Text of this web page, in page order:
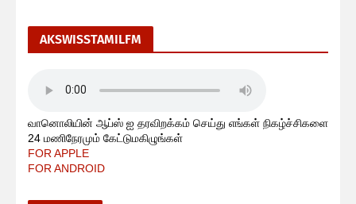
AKSWISSTAMILFM
வானொலியின் ஆப்ஸ் ஐ தரவிறக்கம் செய்து எங்கள் நிகழ்ச்சிகளை
24 மணிநேரமும் கேட்டுமகிழுங்கள்
FOR APPLE
FOR ANDROID